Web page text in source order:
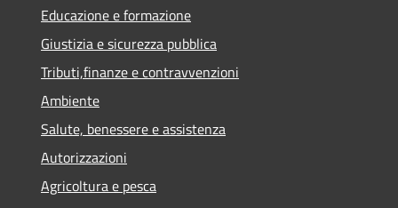
Educazione e formazione
Giustizia e sicurezza pubblica
Tributi,finanze e contravvenzioni
Ambiente
Salute, benessere e assistenza
Autorizzazioni
Agricoltura e pesca